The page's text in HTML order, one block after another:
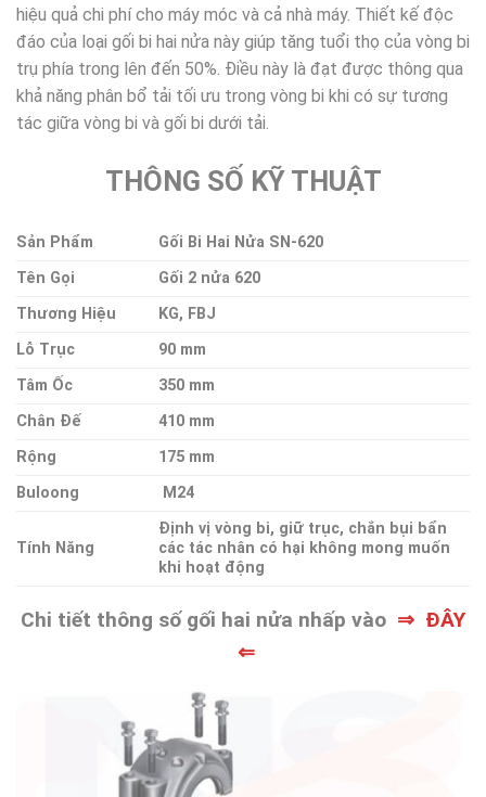
hiệu quả chi phí cho máy móc và cả nhà máy. Thiết kế độc
đáo của loại gối bi hai nửa này giúp tăng tuổi thọ của vòng bi
trụ phía trong lên đến 50%. Điều này là đạt được thông qua
khả năng phân bổ tải tối ưu trong vòng bi khi có sự tương
tác giữa vòng bi và gối bi dưới tải.
THÔNG SỐ KỸ THUẬT
Sản Phẩm
Gối Bi Hai Nửa SN-620
Tên Gọi
Gối 2 nửa 620
Thương Hiệu
KG, FBJ
Lỗ Trục
90 mm
Tâm Ốc
350 mm
Chân Đế
410 mm
Rộng
175 mm
Buloong
M24
Tính Năng
Định vị vòng bi, giữ trục, chắn bụi bẩn
các tác nhân có hại không mong muốn
khi hoạt động
Chi tiết thông số gối hai nửa nhấp vào ⇒ ĐÂY
⇐